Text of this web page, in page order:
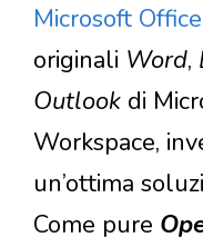
Microsoft Office
originali Word,
Outlook di
Workspace,
un’ottima
Come pure